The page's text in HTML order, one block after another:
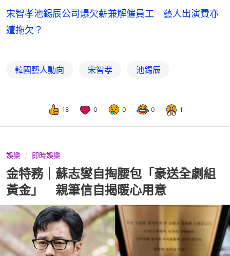
宋智孝池錫辰公司爆欠薪兼解僱員工 藝人出演費亦
遭拖欠？
韓國藝人動向 宋智孝 池錫辰
18 0 0 0 1
娛樂 即時娛樂
金特務｜蘇志燮自掏腰包「豪送全劇組
黃金」 親筆信自揭暖心用意